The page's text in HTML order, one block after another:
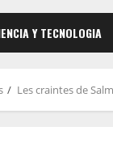
Y TECNOLOGIA
Les craintes de